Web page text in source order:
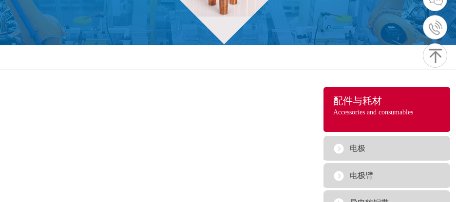
电极
电极臂
配件与耗材
Accessories and consumables